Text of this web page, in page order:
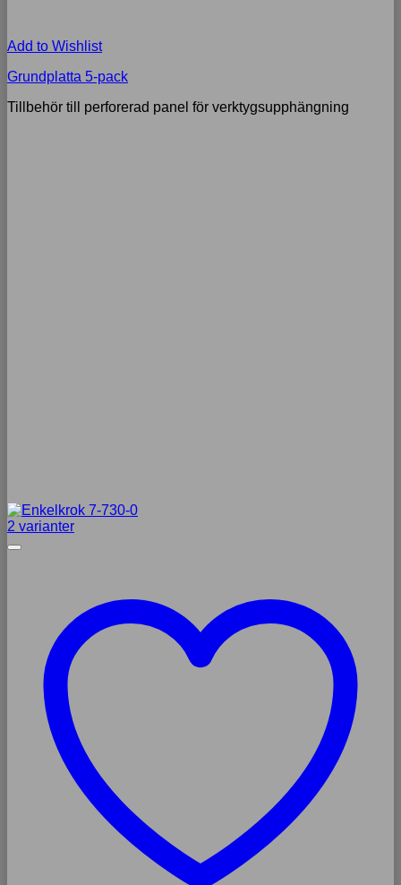
Add to Wishlist
Grundplatta 5-pack
Tillbehör till perforerad panel för verktygsupphängning
2 varianter